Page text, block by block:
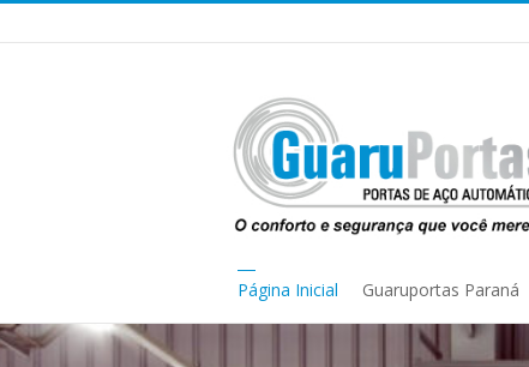
Página Inicial Guaruportas Paraná